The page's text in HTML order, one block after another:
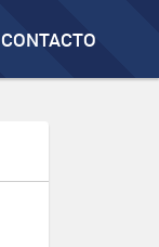
CONTACTO